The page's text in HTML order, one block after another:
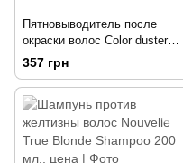
Пятновыводитель после
окраски волос Color duster
Nouvelle 100 мл.
357 грн